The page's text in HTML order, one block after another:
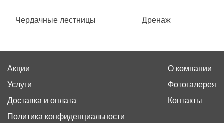
Чердачные лестницы Дренаж
Акции
Услуги
Доставка и оплата
Политика конфиденциальности
О компании
Фотогалерея
Контакты